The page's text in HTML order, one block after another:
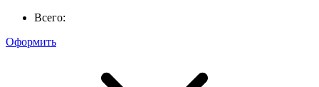
Всего:
Оформить